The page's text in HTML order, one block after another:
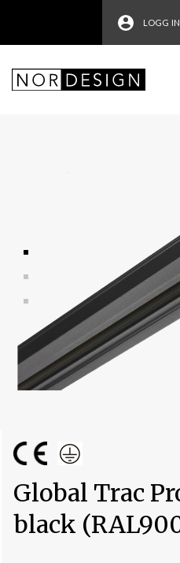
LOGG
Global Trac
black